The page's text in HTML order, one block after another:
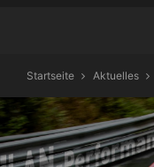
Startseite Aktuelles